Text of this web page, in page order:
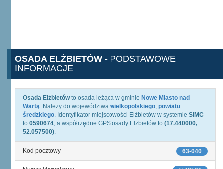
OSADA ELŻBIETÓW - PODSTAWOWE
INFORMACJE
Osada Elżbietówto osada leżąca w gminie Nowe Miasto nad
Wartą. Należy do województwa wielkopolskiego, powiatu
średzkiego. Identyfikator miejscowości Elżbietów w systemie SIMC
to 0590674, a współrzędne GPS osady Elżbietów to (17.440000,
52.057500).
63-040
Kod pocztowy